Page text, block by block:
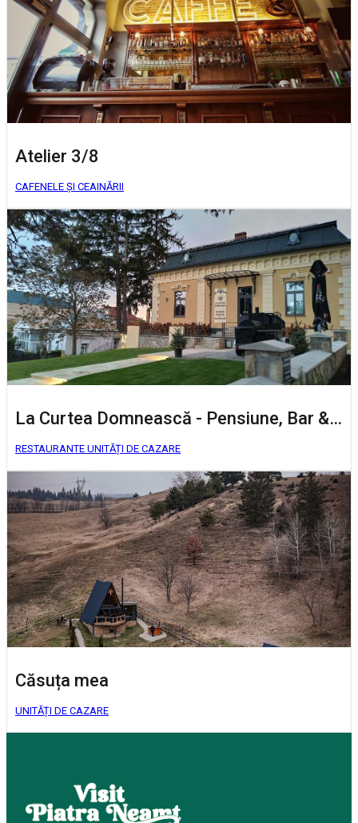
Atelier 3/8
CAFENELE ȘI CEAINĂRII
La Curtea Domnească - Pensiune, Bar & Restaurant
RESTAURANTE UNITĂȚI DE CAZARE
Căsuța mea
UNITĂȚI DE CAZARE